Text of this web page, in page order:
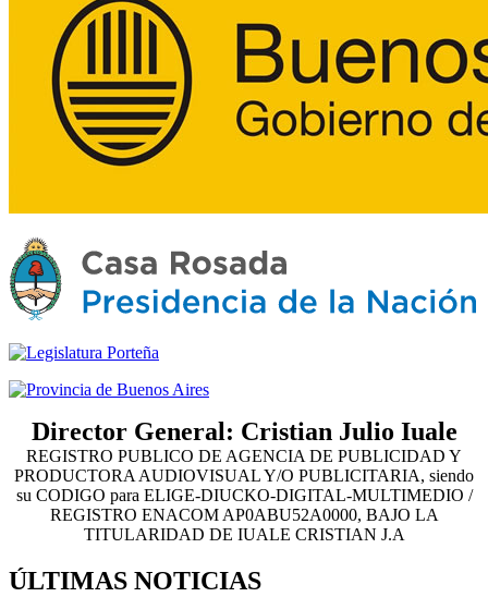
Director General: Cristian Julio Iuale
REGISTRO PUBLICO DE AGENCIA DE PUBLICIDAD Y
PRODUCTORA AUDIOVISUAL Y/O PUBLICITARIA, siendo
su CODIGO para ELIGE-DIUCKO-DIGITAL-MULTIMEDIO /
REGISTRO ENACOM AP0ABU52A0000, BAJO LA
TITULARIDAD DE IUALE CRISTIAN J.A
ÚLTIMAS NOTICIAS